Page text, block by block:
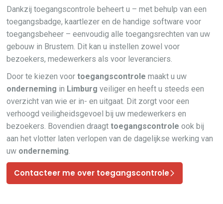
Dankzij toegangscontrole beheert u – met behulp van een
toegangsbadge, kaartlezer en de handige software voor
toegangsbeheer – eenvoudig alle toegangsrechten van uw
gebouw in Brustem. Dit kan u instellen zowel voor
bezoekers, medewerkers als voor leveranciers.
Door te kiezen voortoegangscontrole maakt u uw
onderneming in Limburg veiliger en heeft u steeds een
overzicht van wie er in- en uitgaat. Dit zorgt voor een
verhoogd veiligheidsgevoel bij uw medewerkers en
bezoekers. Bovendien draagttoegangscontrole ook bij
aan het vlotter laten verlopen van de dagelijkse werking van
uw onderneming.
Contacteer me over toegangscontrole